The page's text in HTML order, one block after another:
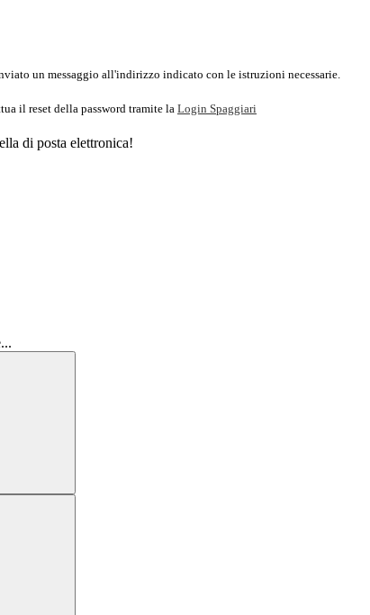
un messaggio all'indirizzo indicato con le istruzioni necessarie.
il reset della password tramite la Login Spaggiari
di posta elettronica!